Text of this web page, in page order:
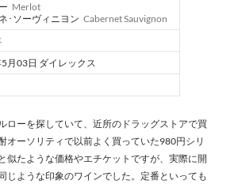
Merlot
･ソーヴィニヨン Cabernet Sauvignon
月03日 ダイレックス
ローを探していて、近所のドラッグストアで買
オーソリティで以前よく買っていた980円シリ
似たような価格やエチケットですが、実際に開
じような印象のワインでした。定番といっても